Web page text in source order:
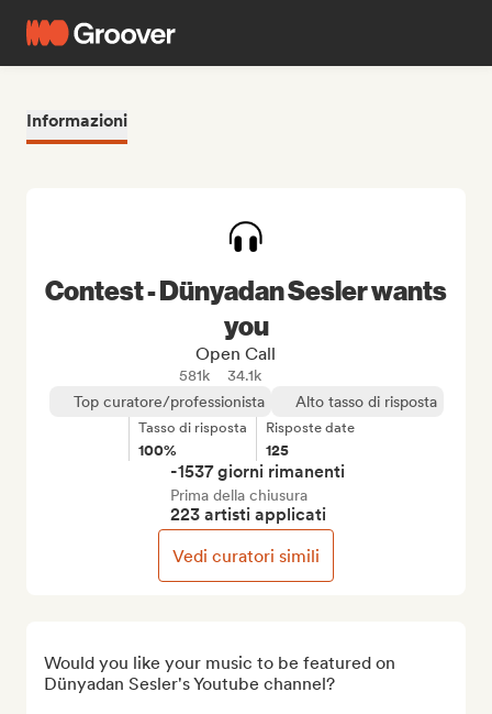
Informazioni
Would you like your music to be featured on
Dünyadan Sesler's Youtube channel?
Contest - Dünyadan Sesler wants
you
Open Call
581k
34.1k
Top curatore/professionista
Alto tasso di risposta
Tasso di risposta
100%
Risposte date
125
-1537 giorni rimanenti
Prima della chiusura
223 artisti applicati
Vedi curatori simili